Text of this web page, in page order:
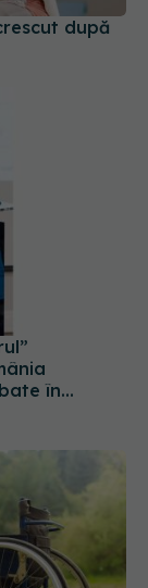
după
în